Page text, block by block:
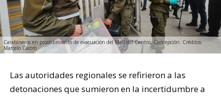
Carabineros en procedimiento de evacuación del Mall del Centro, Concepción. Créditos:
Marcelo Castro
Las autoridades regionales se refirieron a las
detonaciones que sumieron en la incertidumbre a